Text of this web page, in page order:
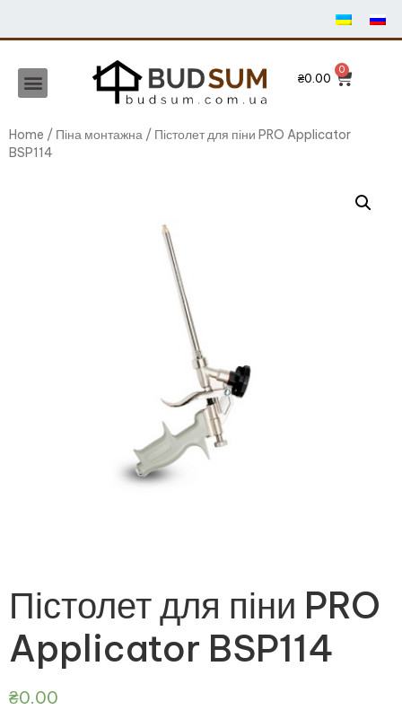
₴0.00
Home / Піна монтажна / Пістолет для піни PRO Applicator
BSP114
Пістолет для піни PRO
Applicator BSP114
₴0.00